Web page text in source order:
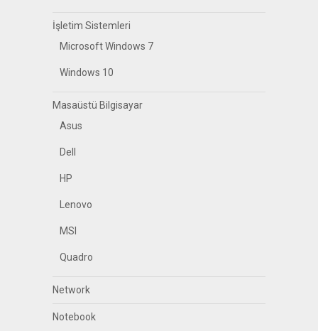
İşletim Sistemleri
Microsoft Windows 7
Windows 10
Masaüstü Bilgisayar
Asus
Dell
HP
Lenovo
MSI
Quadro
Network
Notebook